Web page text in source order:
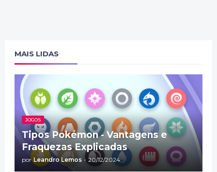
MAIS LIDAS
JOGOS
Tipos Pokémon - Vantagens e
Fraquezas Explicadas
por Leandro Lemos - 20/12/2024